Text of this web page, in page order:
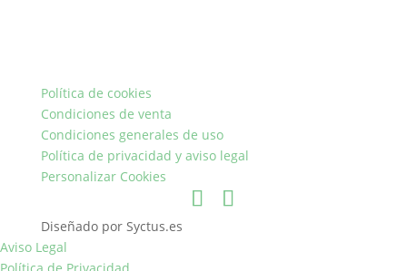
Política de cookies
Condiciones de venta
Condiciones generales de uso
Política de privacidad y aviso legal
Personalizar Cookies
Diseñado por Syctus.es
Aviso Legal